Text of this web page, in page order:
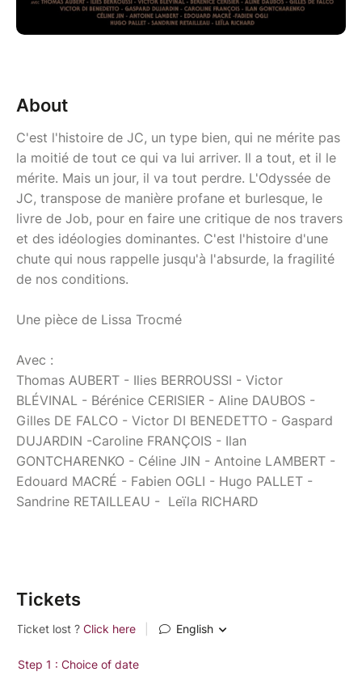
About
C'est l'histoire de JC, un type bien, qui ne mérite pas
la moitié de tout ce qui va lui arriver. Il a tout, et il le
mérite. Mais un jour, il va tout perdre. L'Odyssée de
JC, transpose de manière profane et burlesque, le
livre de Job, pour en faire une critique de nos travers
et des idéologies dominantes. C'est l'histoire d'une
chute qui nous rappelle jusqu'à l'absurde, la fragilité
de nos conditions.
Une pièce de Lissa Trocmé
Avec :
Thomas AUBERT - Ilies BERROUSSI - Victor
BLÉVINAL - Bérénice CERISIER - Aline DAUBOS -
Gilles DE FALCO - Victor DI BENEDETTO - Gaspard
DUJARDIN -Caroline FRANÇOIS - Ilan
GONTCHARENKO - Céline JIN - Antoine LAMBERT -
Edouard MACRÉ - Fabien OGLI - Hugo PALLET -
Sandrine RETAILLEAU - Leïla RICHARD
Tickets